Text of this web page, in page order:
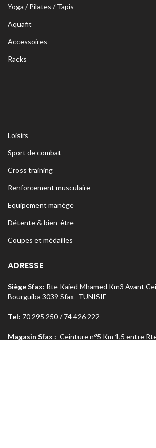
Yoga / Pilates / Tapis
Aquafit
Accessoires
Racks
Loisirs
Sport de combat
Cross training
Renforcement musculaire
Equipement manège
Détente & bien-être
Coupes et médailles
ADRESSE
Siège Sfax: Rte Kaied Mhamed Km3 Avant
Bourguiba 3039 Sfax- TUNISIE
Tel: 70 295 250 / 74 426 222
Magasin Sfax : Ceinture no5 Km 1,5 entre